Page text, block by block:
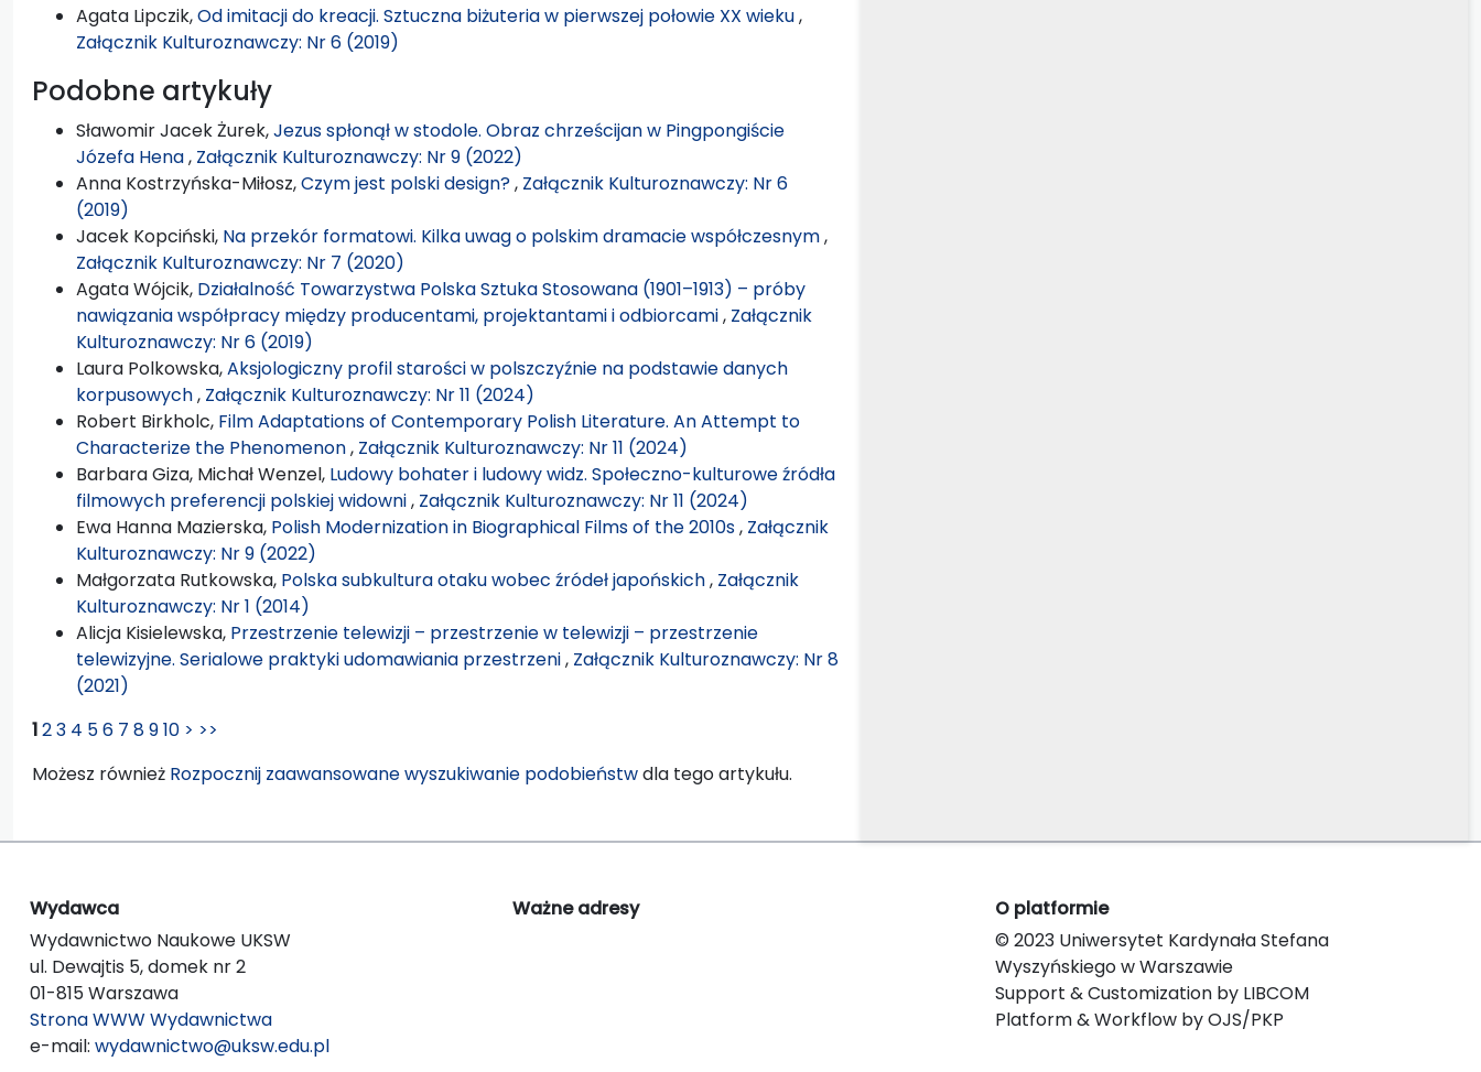
Agata Lipczik,Od imitacji do kreacji. Sztuczna biżuteria w pierwszej połowie XX wieku,
Załącznik Kulturoznawczy: Nr 6 (2019)
Podobne artykuły
Sławomir Jacek Żurek,Jezus spłonął w stodole. Obraz chrześcijan w Pingpongiście
Józefa Hena, Załącznik Kulturoznawczy: Nr 9 (2022)
Anna Kostrzyńska-Miłosz,Czym jest polski design?, Załącznik Kulturoznawczy: Nr 6
(2019)
Jacek Kopciński, Na przekór formatowi. Kilka uwag o polskim dramacie współczesnym,
Załącznik Kulturoznawczy: Nr 7 (2020)
Agata Wójcik, Działalność Towarzystwa Polska Sztuka Stosowana (1901–1913) – próby
nawiązania współpracy między producentami, projektantami i odbiorcami, Załącznik
Kulturoznawczy: Nr 6 (2019)
Laura Polkowska,Aksjologiczny profil starości w polszczyźnie na podstawie danych
korpusowych, Załącznik Kulturoznawczy: Nr 11 (2024)
Robert Birkholc, Film Adaptations of Contemporary Polish Literature. An Attempt to
Characterize the Phenomenon, Załącznik Kulturoznawczy: Nr 11 (2024)
Barbara Giza, Michał Wenzel, Ludowy bohater i ludowy widz. Społeczno-kulturowe źródła
filmowych preferencji polskiej widowni, Załącznik Kulturoznawczy: Nr 11 (2024)
Ewa Hanna Mazierska, Polish Modernization in Biographical Films of the 2010s, Załącznik
Kulturoznawczy: Nr 9 (2022)
Małgorzata Rutkowska, Polska subkultura otaku wobec źródeł japońskich, Załącznik
Kulturoznawczy: Nr 1 (2014)
Alicja Kisielewska, Przestrzenie telewizji – przestrzenie w telewizji – przestrzenie
telewizyjne. Serialowe praktyki udomawiania przestrzeni, Załącznik Kulturoznawczy: Nr 8
(2021)
123 4 56 7 8910 > >>
Możesz również Rozpocznij zaawansowane wyszukiwanie podobieństwdla tego artykułu.
Wydawca
Wydawnictwo Naukowe UKSW
ul. Dewajtis 5, domek nr 2
01-815 Warszawa
Strona WWW Wydawnictwa
e-mail: wydawnictwo@uksw.edu.pl
Ważne adresy
O platformie
© 2023 Uniwersytet Kardynała Stefana
Wyszyńskiego w Warszawie
Support & Customization by LIBCOM
Platform & Workflow by OJS/PKP